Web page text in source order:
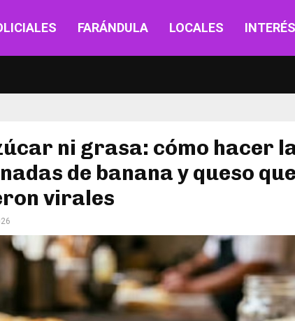
FARÁNDULA LOCALES
ni grasa: cómo hacer
de banana y queso
virales